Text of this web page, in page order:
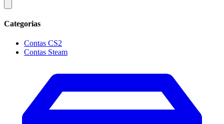
Categorias
Contas CS2
Contas Steam